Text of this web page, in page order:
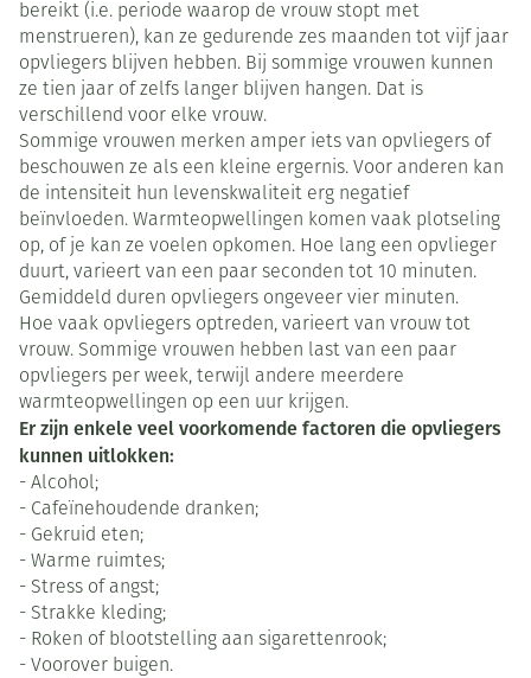
bereikt (i.e. periode waarop de vrouw stopt met
menstrueren), kan ze gedurende zes maanden tot vijf jaar
opvliegers blijven hebben. Bij sommige vrouwen kunnen
ze tien jaar of zelfs langer blijven hangen. Dat is
verschillend voor elke vrouw.
Sommige vrouwen merken amper iets van opvliegers of
beschouwen ze als een kleine ergernis. Voor anderen kan
de intensiteit hun levenskwaliteit erg negatief
beïnvloeden. Warmteopwellingen komen vaak plotseling
op, of je kan ze voelen opkomen. Hoe lang een opvlieger
duurt, varieert van een paar seconden tot 10 minuten.
Gemiddeld duren opvliegers ongeveer vier minuten.
Hoe vaak opvliegers optreden, varieert van vrouw tot
vrouw. Sommige vrouwen hebben last van een paar
opvliegers per week, terwijl andere meerdere
warmteopwellingen op een uur krijgen.
Er zijn enkele veel voorkomende factoren die opvliegers
kunnen uitlokken:
- Alcohol;
- Cafeïnehoudende dranken;
- Gekruid eten;
- Warme ruimtes;
- Stress of angst;
- Strakke kleding;
- Roken of blootstelling aan sigarettenrook;
- Voorover buigen.